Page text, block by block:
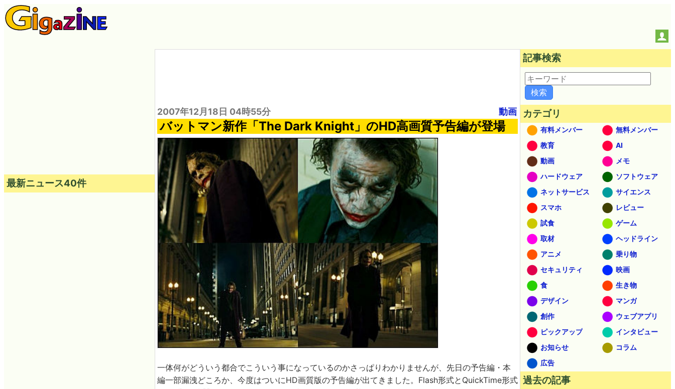
2007年12月18日 04時55分 動画
バットマン新作「The Dark Knight」のHD高画質予告編が登場
一体何がどういう都合でこういう事になっているのかさっぱりわかりませんが、先日の予告編・本
編一部漏洩どころか、今度はついにHD画質版の予告編が出てきました。Flash形式とQuickTime形式
最新ニュース40件
記事検索
カテゴリ
有料メンバー
無料メンバー
教育
AI
動画
メモ
ハードウェア
ソフトウェア
ネットサービス
サイエンス
スマホ
レビュー
試食
ゲーム
取材
ヘッドライン
アニメ
乗り物
セキュリティ
映画
食
生き物
デザイン
マンガ
創作
ウェブアプリ
ピックアップ
インタビュー
お知らせ
コラム
広告
過去の記事